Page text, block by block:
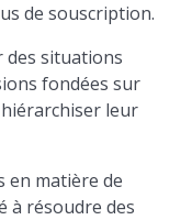
de souscription.
des situations
fondées sur
leur
en matière de
à résoudre des